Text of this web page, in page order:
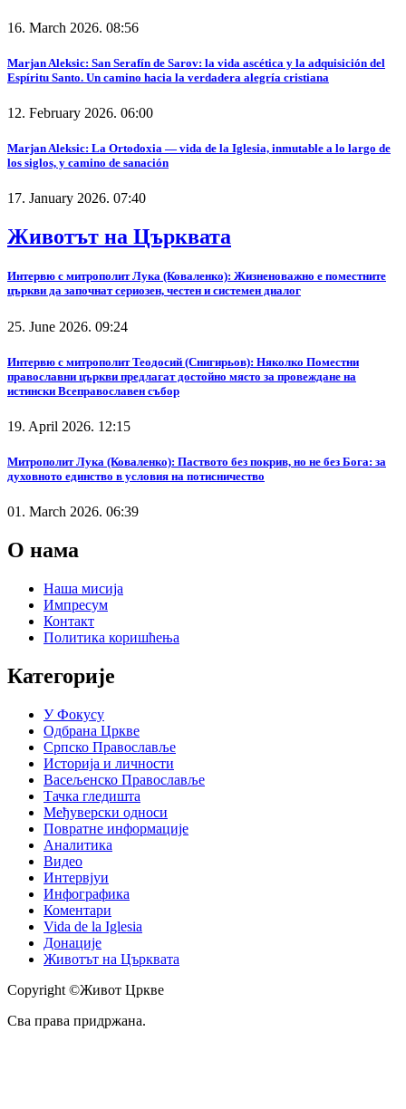
16. March 2026. 08:56
Marjan Aleksic: San Serafín de Sarov: la vida ascética y la adquisición del
Espíritu Santo. Un camino hacia la verdadera alegría cristiana
12. February 2026. 06:00
Marjan Aleksic: La Ortodoxia — vida de la Iglesia, inmutable a lo largo de
los siglos, y camino de sanación
17. January 2026. 07:40
Животът на Църквата
Интервю с митрополит Лука (Коваленко): Жизненоважно е поместните
църкви да започнат сериозен, честен и системен диалог
25. June 2026. 09:24
Интервю с митрополит Теодосий (Снигирьов): Няколко Поместни
православни църкви предлагат достойно място за провеждане на
истински Всеправославен събор
19. April 2026. 12:15
Митрополит Лука (Коваленко): Паството без покрив, но не без Бога: за
духовното единство в условия на потисничество
01. March 2026. 06:39
О нама
Наша мисија
Импресум
Контакт
Политика коришћења
Категорије
У Фокусу
Одбрана Цркве
Српско Православље
Историја и личности
Васељенско Православље
Тачка гледишта
Међуверски односи
Повратне информације
Аналитика
Видео
Интервјуи
Инфографика
Коментари
Vida de la Iglesia
Донације
Животът на Църквата
Copyright ©Живот Цркве
Сва права придржана.